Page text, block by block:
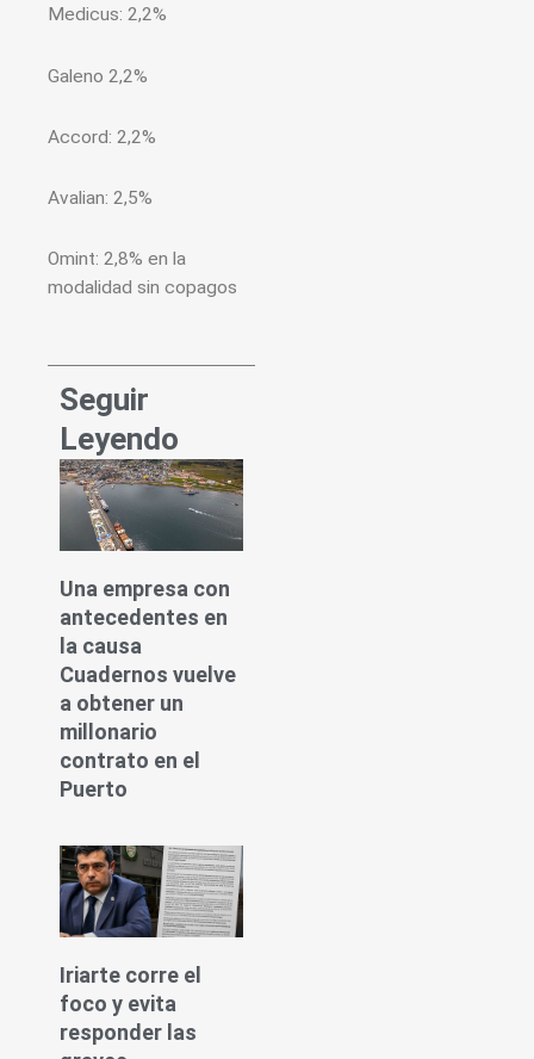
Medicus: 2,2%
Galeno 2,2%
Accord: 2,2%
Avalian: 2,5%
Omint: 2,8% en la
modalidad sin copagos
Seguir
Leyendo
Una empresa con
antecedentes en
la causa
Cuadernos vuelve
a obtener un
millonario
contrato en el
Puerto
Iriarte corre el
foco y evita
responder las